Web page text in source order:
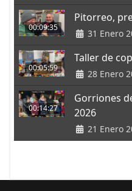
00:09:35
Pitorreo,
31 Enero
00:05:59
Taller de
28 Enero
00:14:27
Gorriones
2026
21 Enero